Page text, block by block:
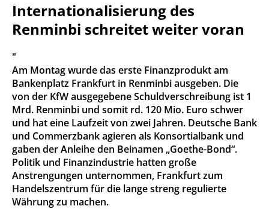
Internationalisierung des
Renminbi schreitet weiter voran
"
Am Montag wurde das erste Finanzprodukt am
Bankenplatz Frankfurt in Renminbi ausgeben. Die
von der KfW ausgegebene Schuldverschreibung ist 1
Mrd. Renminbi und somit rd. 120 Mio. Euro schwer
und hat eine Laufzeit von zwei Jahren. Deutsche Bank
und Commerzbank agieren als Konsortialbank und
gaben der Anleihe den Beinamen „Goethe-Bond“.
Politik und Finanzindustrie hatten große
Anstrengungen unternommen, Frankfurt zum
Handelszentrum für die lange streng regulierte
Währung zu machen.